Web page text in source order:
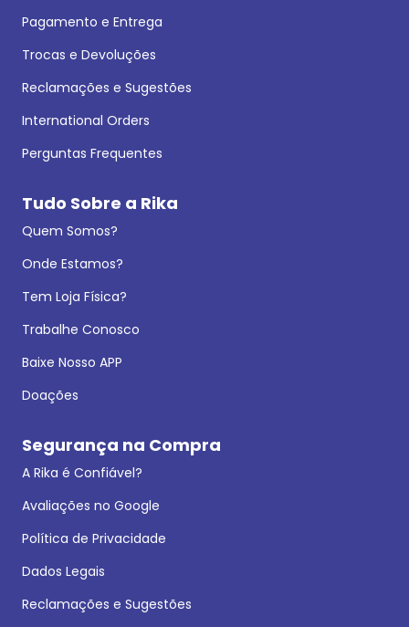
Pagamento e Entrega
Trocas e Devoluções
Reclamações e Sugestões
International Orders
Perguntas Frequentes
Tudo Sobre a Rika
Quem Somos?
Onde Estamos?
Tem Loja Física?
Trabalhe Conosco
Baixe Nosso APP
Doações
Segurança na Compra
A Rika é Confiável?
Avaliações no Google
Política de Privacidade
Dados Legais
Reclamações e Sugestões